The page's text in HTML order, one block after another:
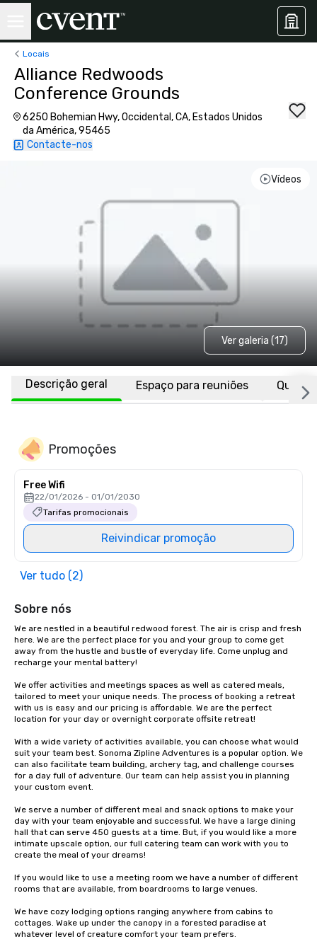
Locais
Alliance Redwoods
Conference Grounds
6250 Bohemian Hwy, Occidental, CA, Estados Unidos
da América, 95465
Contacte-nos
Vídeos
Ver galeria (17)
Descrição geral Espaço para reuniões
Promoções
Free Wifi
22/01/2026 - 01/01/2030
Tarifas promocionais
Reivindicar promoção
Ver tudo (2)
Sobre nós
We are nestled in a beautiful redwood forest. The air is crisp and fresh
here. We are the perfect place for you and your group to come get
away from the hustle and bustle of everyday life. Come unplug and
recharge your mental battery!
We offer activities and meetings spaces as well as catered meals,
tailored to meet your unique needs. The process of booking a retreat
with us is easy and our pricing is affordable. We are the perfect
location for your day or overnight corporate offsite retreat!
With a wide variety of activities available, you can choose what would
suit your team best. Sonoma Zipline Adventures is a popular option. We
can also facilitate team building, archery tag, and challenge courses
for a day full of adventure. Our team can help assist you in planning
your custom event.
We serve a number of different meal and snack options to make your
day with your team enjoyable and successful. We have a large dining
hall that can serve 450 guests at a time. But, if you would like a more
intimate upscale option, our full catering team can work with you to
create the meal of your dreams!
If you would like to use a meeting room we have a number of different
rooms that are available, from boardrooms to large venues.
We have cozy lodging options ranging anywhere from cabins to
cottages. Wake up under the canopy in a forested paradise at
whatever level of creature comfort your team prefers.